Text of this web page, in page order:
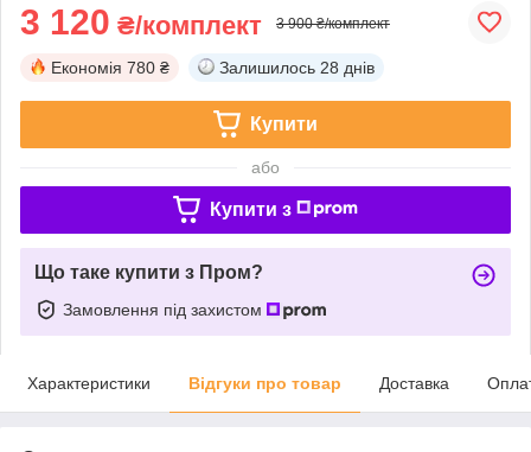
3 120 ₴/комплект 3 900 ₴/комплект
Економія 780 ₴ Залишилось 28 днів
Купити
або
Купити з
Що таке купити з Пром?
Замовлення під захистом
Характеристики Відгуки про товар Доставка